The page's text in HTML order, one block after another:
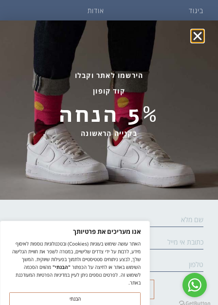
ביגוד
שמן זית ודבש
פקעות ובצלים
אודות
איפה קונים?
הבלוג של יודפת
החלפות והחזרות
אספקה ומשלוחים
הצהרת נגישות
מדיניות פרטיות
שירות לקוחות
בהודעות ווטסאפ בלבד
058-7477780
contact@yodfat.shop
ימים א׳-ה׳,9:00-13:00
© yodfat.shop / site by crossing parallels / קידום אתר
הירשמו לאתר וקבלו
קוד קופון
5% הנחה
בקנייה הראשונה